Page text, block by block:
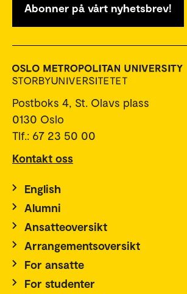
Abonner på vårt nyhetsbrev!
Postboks 4, St. Olavs plass
0130 Oslo
Tlf.: 67 23 50 00
Kontakt oss
English
Alumni
Ansatteoversikt
Arrangementsoversikt
For ansatte
For studenter